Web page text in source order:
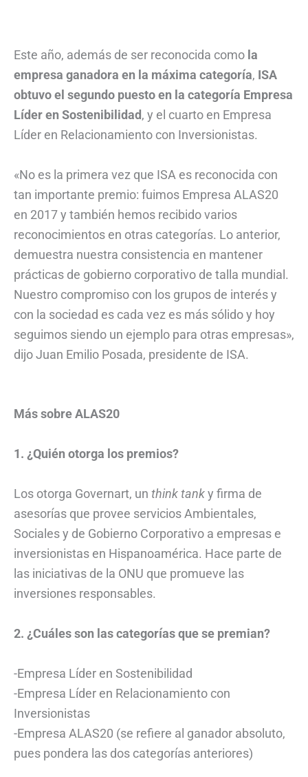
Este año, además de ser reconocida como la
empresa ganadora en la máxima categoría, ISA
obtuvo el segundo puesto en la categoría Empresa
Líder en Sostenibilidad, y el cuarto en Empresa
Líder en Relacionamiento con Inversionistas.
«No es la primera vez que ISA es reconocida con
tan importante premio: fuimos Empresa ALAS20
en 2017 y también hemos recibido varios
reconocimientos en otras categorías. Lo anterior,
demuestra nuestra consistencia en mantener
prácticas de gobierno corporativo de talla mundial.
Nuestro compromiso con los grupos de interés y
con la sociedad es cada vez es más sólido y hoy
seguimos siendo un ejemplo para otras empresas»,
dijo Juan Emilio Posada, presidente de ISA.
Más sobre ALAS20
1. ¿Quién otorga los premios?
Los otorga Governart, un think tanky firma de
asesorías que provee servicios Ambientales,
Sociales y de Gobierno Corporativo a empresas e
inversionistas en Hispanoamérica. Hace parte de
las iniciativas de la ONU que promueve las
inversiones responsables.
2. ¿Cuáles son las categorías que se premian?
-Empresa Líder en Sostenibilidad
-Empresa Líder en Relacionamiento con
Inversionistas
-Empresa ALAS20 (se refiere al ganador absoluto,
pues pondera las dos categorías anteriores)